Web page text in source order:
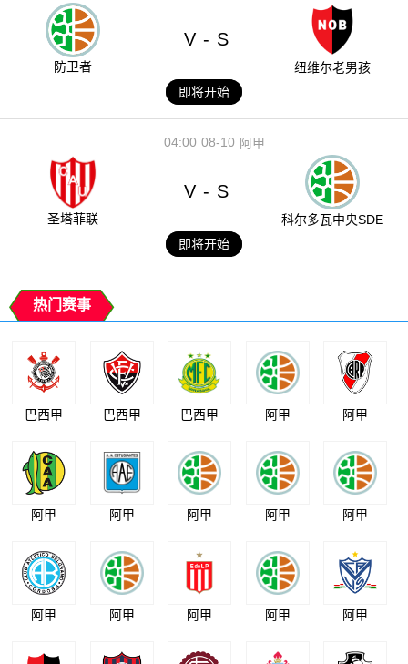
防卫者
V - S
纽维尔老男孩
即将开始
08-10
04:00 阿甲
圣塔菲联
V - S
科尔多瓦中央SDE
即将开始
热门赛事
巴西甲 巴西甲 巴西甲 阿甲 阿甲
阿甲 阿甲 阿甲 阿甲 阿甲
阿甲 阿甲 阿甲 阿甲 阿甲